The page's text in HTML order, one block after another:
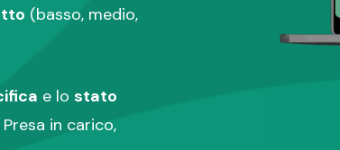
(basso, medio,
e lo stato
in carico,